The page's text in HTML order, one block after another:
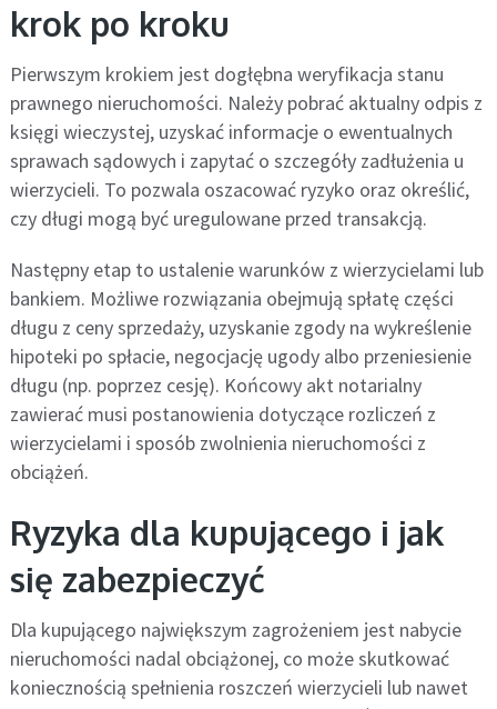
krok po kroku
Pierwszym krokiem jest dogłębna weryfikacja stanu
prawnego nieruchomości. Należy pobrać aktualny odpis z
księgi wieczystej, uzyskać informacje o ewentualnych
sprawach sądowych i zapytać o szczegóły zadłużenia u
wierzycieli. To pozwala oszacować ryzyko oraz określić,
czy długi mogą być uregulowane przed transakcją.
Następny etap to ustalenie warunków z wierzycielami lub
bankiem. Możliwe rozwiązania obejmują spłatę części
długu z ceny sprzedaży, uzyskanie zgody na wykreślenie
hipoteki po spłacie, negocjację ugody albo przeniesienie
długu (np. poprzez cesję). Końcowy akt notarialny
zawierać musi postanowienia dotyczące rozliczeń z
wierzycielami i sposób zwolnienia nieruchomości z
obciążeń.
Ryzyka dla kupującego i jak
się zabezpieczyć
Dla kupującego największym zagrożeniem jest nabycie
nieruchomości nadal obciążonej, co może skutkować
koniecznością spełnienia roszczeń wierzycieli lub nawet